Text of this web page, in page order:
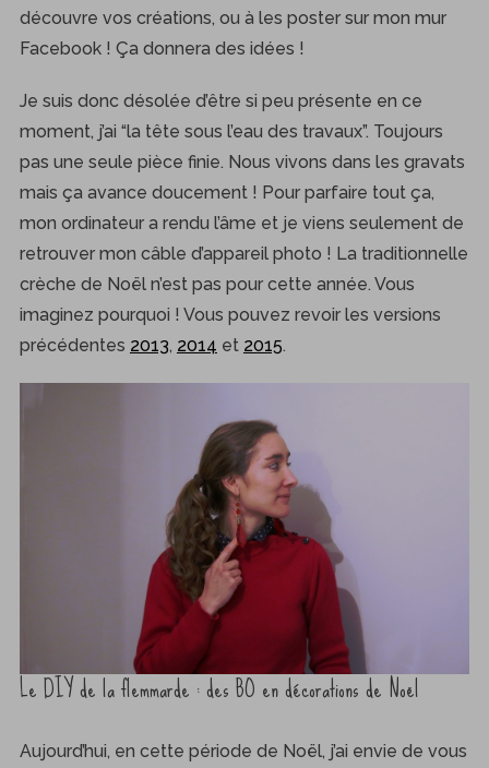
découvre vos créations, ou à les poster sur mon mur
Facebook ! Ça donnera des idées !
Je suis donc désolée d’être si peu présente en ce
moment, j’ai “la tête sous l’eau des travaux”. Toujours
pas une seule pièce finie. Nous vivons dans les gravats
mais ça avance doucement ! Pour parfaire tout ça,
mon ordinateur a rendu l’âme et je viens seulement de
retrouver mon câble d’appareil photo ! La traditionnelle
crèche de Noël n’est pas pour cette année. Vous
imaginez pourquoi ! Vous pouvez revoir les versions
précédentes 2013, 2014 et 2015.
Le DIY de la flemmarde : des BO en décorations de Noël
Aujourd’hui, en cette période de Noël, j’ai envie de vous